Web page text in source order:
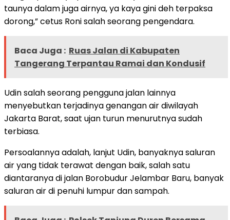
taunya dalam juga airnya, ya kaya gini deh terpaksa
dorong,” cetus Roni salah seorang pengendara.
Baca Juga : Ruas Jalan di Kabupaten
Tangerang Terpantau Ramai dan Kondusif
Udin salah seorang pengguna jalan lainnya
menyebutkan terjadinya genangan air diwilayah
Jakarta Barat, saat ujan turun menurutnya sudah
terbiasa.
Persoalannya adalah, lanjut Udin, banyaknya saluran
air yang tidak terawat dengan baik, salah satu
diantaranya di jalan Borobudur Jelambar Baru, banyak
saluran air di penuhi lumpur dan sampah.